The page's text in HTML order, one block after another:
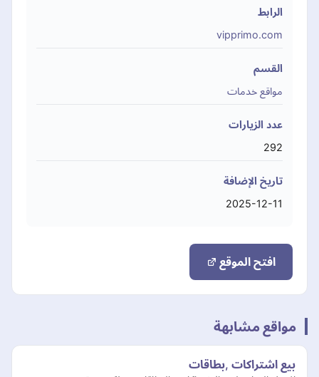
الرابط
vipprimo.com
القسم
مواقع خدمات
عدد الزيارات
292
تاريخ الإضافة
2025-12-11
افتح الموقع
مواقع مشابهة
بيع اشتراكات ,بطاقات